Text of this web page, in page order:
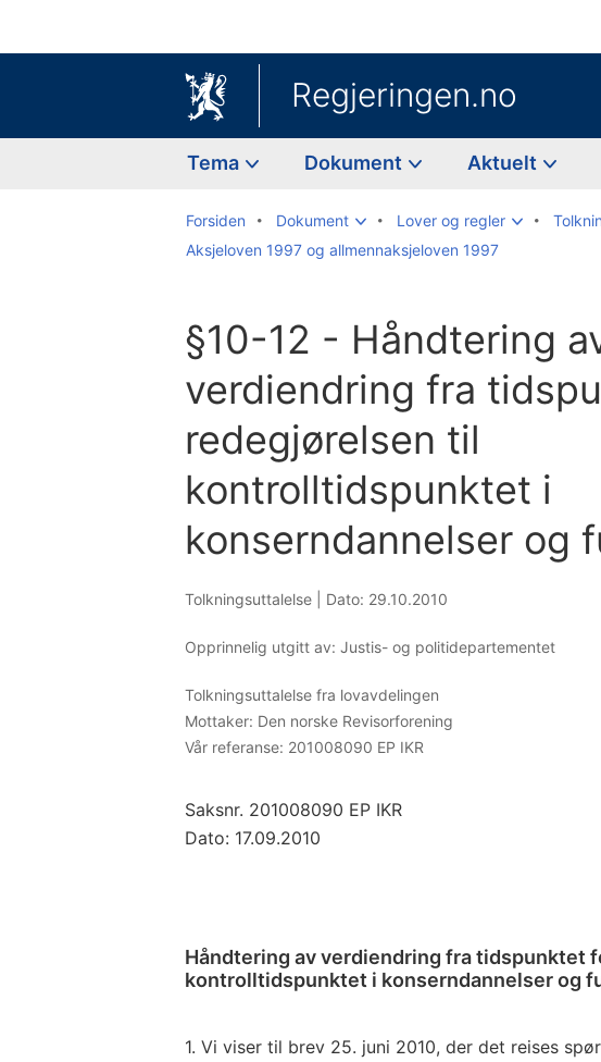
Regjeringen.no
Tema Dokument Aktuelt
Forsiden Dokument Lover og regler
Aksjeloven 1997 og allmennaksjeloven 1997
§10-12 - Håndtering
verdiendring fra
redegjørelsen til
kontrolltidspunktet i
konserndannelser og
Tolkningsuttalelse | Dato: 29.10.2010
Opprinnelig utgitt av: Justis- og politidepartementet
Tolkningsuttalelse fra lovavdelingen
Mottaker: Den norske Revisorforening
Vår referanse: 201008090 EP IKR
Saksnr. 201008090 EP IKR
Dato: 17.09.2010
Håndtering av verdiendring fra tidspunktet
kontrolltidspunktet i konserndannelser og
1. Vi viser til brev 25. juni 2010, der det reises